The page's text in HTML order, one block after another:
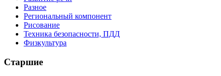
Разное
Региональный компонент
Рисование
Техника безопасности, ПДД
Физкультура
Старшие